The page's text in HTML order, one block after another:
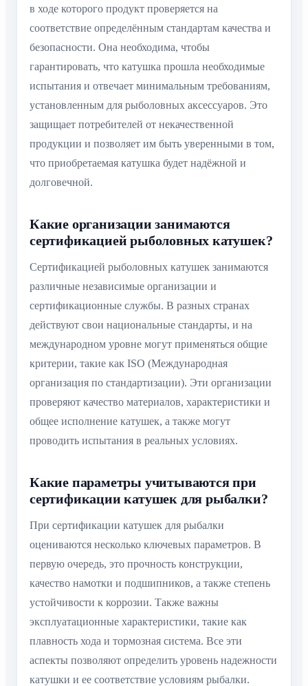
в ходе которого продукт проверяется на
соответствие определённым стандартам качества и
безопасности. Она необходима, чтобы
гарантировать, что катушка прошла необходимые
испытания и отвечает минимальным требованиям,
установленным для рыболовных аксессуаров. Это
защищает потребителей от некачественной
продукции и позволяет им быть уверенными в том,
что приобретаемая катушка будет надёжной и
долговечной.
Какие организации занимаются
сертификацией рыболовных катушек?
Сертификацией рыболовных катушек занимаются
различные независимые организации и
сертификационные службы. В разных странах
действуют свои национальные стандарты, и на
международном уровне могут применяться общие
критерии, такие как ISO (Международная
организация по стандартизации). Эти организации
проверяют качество материалов, характеристики и
общее исполнение катушек, а также могут
проводить испытания в реальных условиях.
Какие параметры учитываются при
сертификации катушек для рыбалки?
При сертификации катушек для рыбалки
оцениваются несколько ключевых параметров. В
первую очередь, это прочность конструкции,
качество намотки и подшипников, а также степень
устойчивости к коррозии. Также важны
эксплуатационные характеристики, такие как
плавность хода и тормозная система. Все эти
аспекты позволяют определить уровень надежности
катушки и ее соответствие условиям рыбалки.